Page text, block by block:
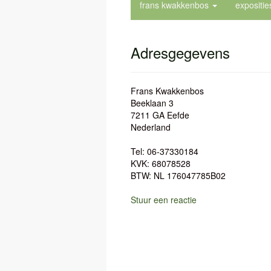
frans kwakkenbos
Adresgegevens
Frans Kwakkenbos
Beeklaan 3
7211 GA Eefde
Nederland
Tel: 06-37330184
KVK: 68078528
BTW: NL 176047785B02
Stuur een reactie